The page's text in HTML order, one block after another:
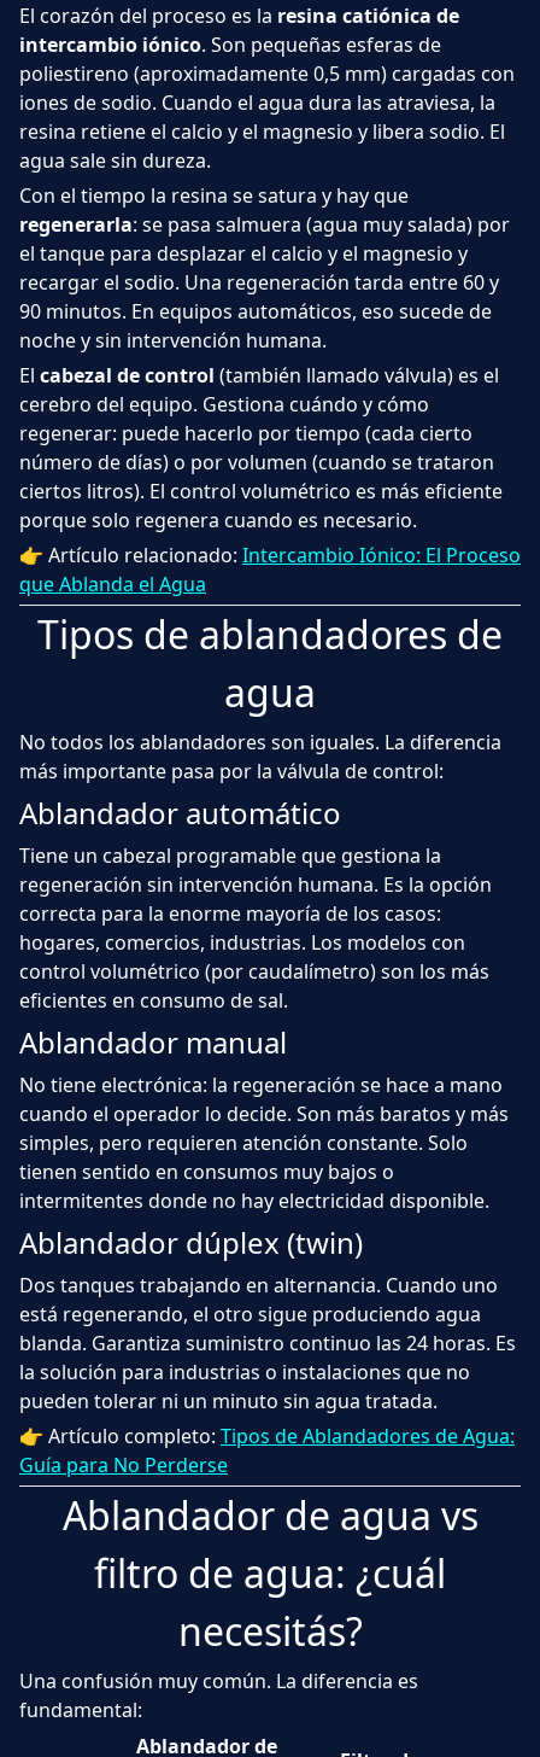
El corazón del proceso es la resina catiónica de
intercambio iónico. Son pequeñas esferas de
poliestireno (aproximadamente 0,5 mm) cargadas con
iones de sodio. Cuando el agua dura las atraviesa, la
resina retiene el calcio y el magnesio y libera sodio. El
agua sale sin dureza.
Con el tiempo la resina se satura y hay que
regenerarla: se pasa salmuera (agua muy salada) por
el tanque para desplazar el calcio y el magnesio y
recargar el sodio. Una regeneración tarda entre 60 y
90 minutos. En equipos automáticos, eso sucede de
noche y sin intervención humana.
El cabezal de control (también llamado válvula) es el
cerebro del equipo. Gestiona cuándo y cómo
regenerar: puede hacerlo por tiempo (cada cierto
número de días) o por volumen (cuando se trataron
ciertos litros). El control volumétrico es más eficiente
porque solo regenera cuando es necesario.
👉 Artículo relacionado: Intercambio Iónico: El Proceso
que Ablanda el Agua
Tipos de ablandadores de
agua
No todos los ablandadores son iguales. La diferencia
más importante pasa por la válvula de control:
Ablandador automático
Tiene un cabezal programable que gestiona la
regeneración sin intervención humana. Es la opción
correcta para la enorme mayoría de los casos:
hogares, comercios, industrias. Los modelos con
control volumétrico (por caudalímetro) son los más
eficientes en consumo de sal.
Ablandador manual
No tiene electrónica: la regeneración se hace a mano
cuando el operador lo decide. Son más baratos y más
simples, pero requieren atención constante. Solo
tienen sentido en consumos muy bajos o
intermitentes donde no hay electricidad disponible.
Ablandador dúplex (twin)
Dos tanques trabajando en alternancia. Cuando uno
está regenerando, el otro sigue produciendo agua
blanda. Garantiza suministro continuo las 24 horas. Es
la solución para industrias o instalaciones que no
pueden tolerar ni un minuto sin agua tratada.
👉 Artículo completo: Tipos de Ablandadores de Agua:
Guía para No Perderse
Ablandador de agua vs
filtro de agua: ¿cuál
necesitás?
Una confusión muy común. La diferencia es
fundamental:
Ablandador de